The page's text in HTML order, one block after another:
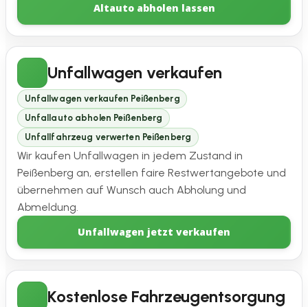
Altauto abholen lassen
Unfallwagen verkaufen
Unfallwagen verkaufen Peißenberg
Unfallauto abholen Peißenberg
Unfallfahrzeug verwerten Peißenberg
Wir kaufen Unfallwagen in jedem Zustand in
Peißenberg an, erstellen faire Restwertangebote und
übernehmen auf Wunsch auch Abholung und
Abmeldung.
Unfallwagen jetzt verkaufen
Kostenlose Fahrzeugentsorgung